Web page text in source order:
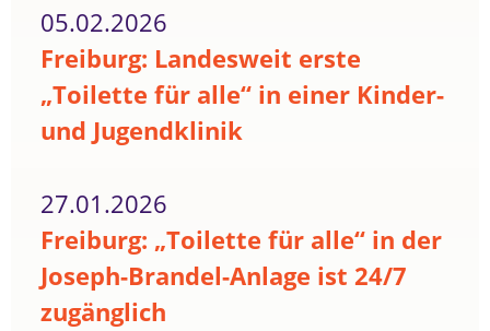
05.02.2026
Freiburg: Landesweit erste
„Toilette für alle“ in einer Kinder-
und Jugendklinik
27.01.2026
Freiburg: „Toilette für alle“ in der
Joseph-Brandel-Anlage ist 24/7
zugänglich